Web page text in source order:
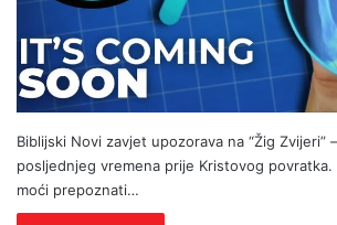
Biblijski Novi zavjet upozorava na “Žig Zvijeri”
posljednjeg vremena prije Kristovog
moći prepoznati…